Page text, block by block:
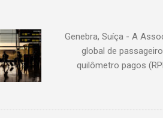
Genebra, Suíça - A
global de
quilômetro pagos
1,3% em relação ao
com junho de 2025). A